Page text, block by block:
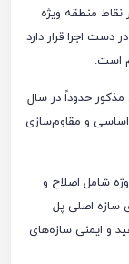
منطقه ویژه
حدود ۱۸۵ میلیارد ریال در دست اجرا قرار دارد
است.
مذکور حدوداً در سال
اساسی و مقاوم‌سازی
شامل اصلاح و
سازه اصلی پل
و ایمنی سازه‌های